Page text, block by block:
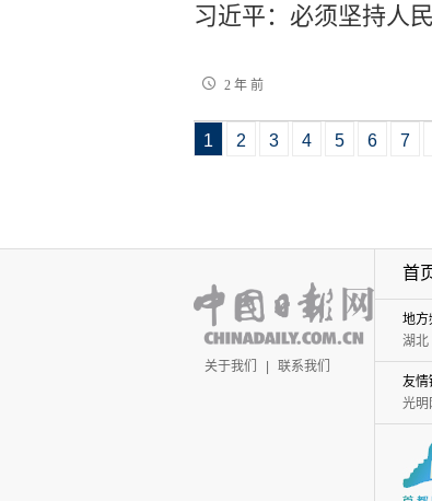
习近平：必须坚持人
2 年 前
1 2 3 4 5 6 7
关于我们 | 联系我们
首
地方
湖北
友情
光明